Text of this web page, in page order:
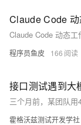
程序员鱼皮 166
霍格沃兹测试开发学社